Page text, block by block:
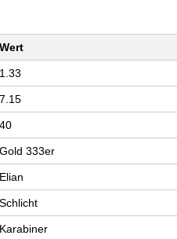
Wert
1.33
7.15
40
Gold 333er
Elian
Schlicht
Karabiner